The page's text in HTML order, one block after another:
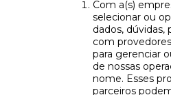
Com a(s)
selecionar ou
dados,
com
para gerenciar
de nossas
nome. Esses
parceiros